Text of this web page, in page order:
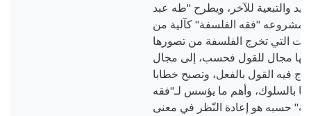
والتبعية للآخر، ويطرح "طه عبد
مشروعه "فقه الفلسفة" كآلية من
التي تخرج الفلسفة من تصورها
بأنها مجال للقول فحسب، إلى مجال
فيه القول بالفعل، وتصبح خطابا
بالسلوك، وأهم ما يؤسس لـ"فقه
حسبه هو إعادة النّظر في معنى